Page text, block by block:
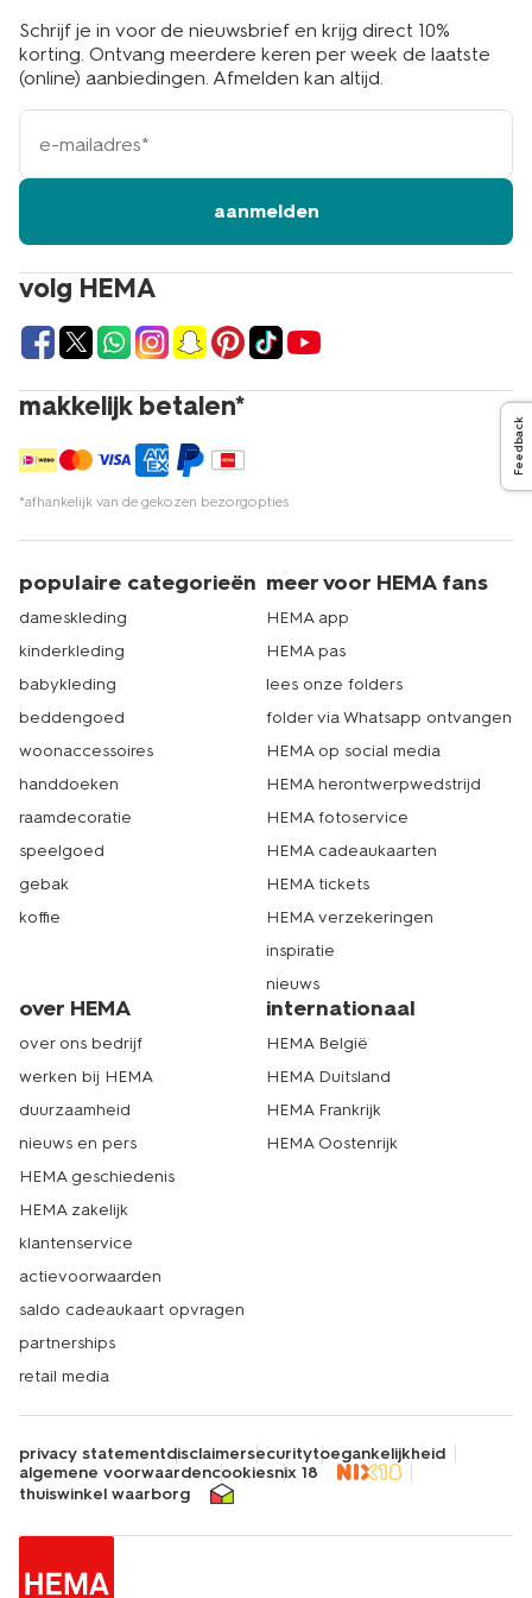
volg HEMA
makkelijk betalen*
*afhankelijk van de gekozen bezorgopties
Schrijf je in voor de nieuwsbrief en krijg direct 10%
korting. Ontvang meerdere keren per week de laatste
(online) aanbiedingen. Afmelden kan altijd.
e-
mailadres
aanmelden
populaire categorieën
dameskleding
kinderkleding
babykleding
beddengoed
woonaccessoires
handdoeken
raamdecoratie
speelgoed
gebak
koffie
meer voor HEMA fans
HEMA app
HEMA pas
lees onze folders
folder via Whatsapp ontvangen
HEMA op social media
HEMA herontwerpwedstrijd
HEMA fotoservice
HEMA cadeaukaarten
HEMA tickets
HEMA verzekeringen
inspiratie
nieuws
over HEMA
over ons bedrijf
werken bij HEMA
duurzaamheid
nieuws en pers
HEMA geschiedenis
HEMA zakelijk
klantenservice
actievoorwaarden
saldo cadeaukaart opvragen
partnerships
retail media
internationaal
HEMA België
HEMA Duitsland
HEMA Frankrijk
HEMA Oostenrijk
privacy statementdisclaimersecuritytoegankelijkheid
algemene voorwaardencookiesnix 18
thuiswinkel waarborg
Feedback